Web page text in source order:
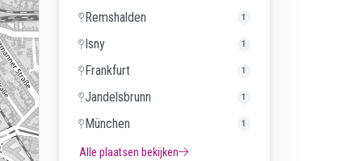
Remshalden 1
Isny 1
Frankfurt 1
Jandelsbrunn 1
München 1
Alle plaatsen bekijken